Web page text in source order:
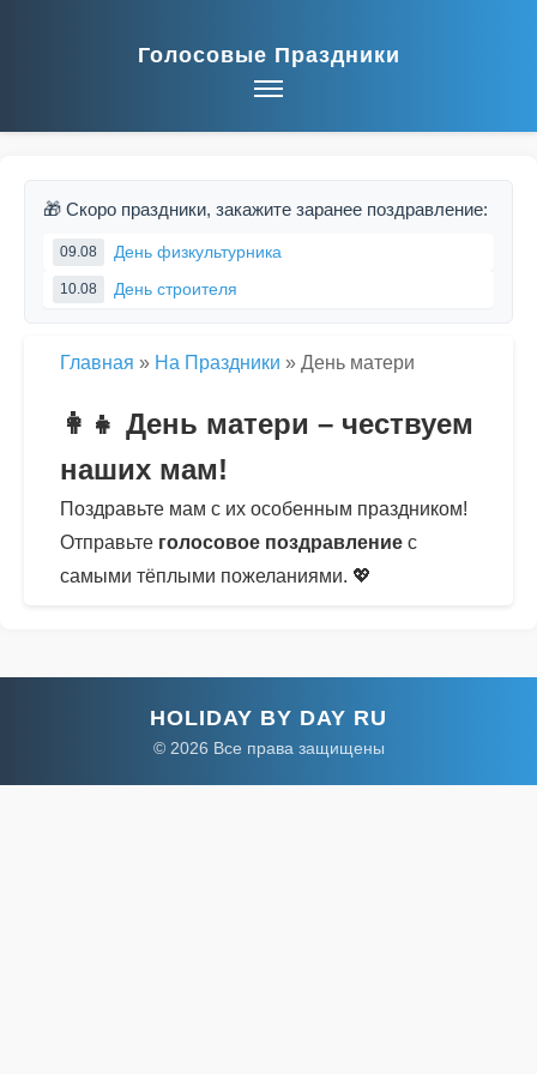
Голосовые Праздники
🎁 Скоро праздники, закажите заранее поздравление:
09.08 День физкультурника
10.08 День строителя
Главная » На Праздники » День матери
👩‍👧 День матери – чествуем
наших мам!
Поздравьте мам с их особенным праздником!
Отправьте голосовое поздравление с
самыми тёплыми пожеланиями. 💖
HOLIDAY BY DAY RU
© 2026 Все права защищены